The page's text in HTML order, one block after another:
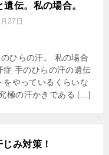
伝。私の場合。
27日
ひらの汗。 私の場合
症 手のひらの汗の遺伝
やっているくらいな
極の汗かきである […]
み対策！